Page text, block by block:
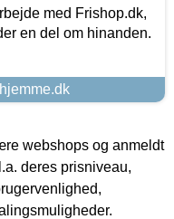
med Frishop.dk,
en del om hinanden.
webshops og anmeldt
deres prisniveau,